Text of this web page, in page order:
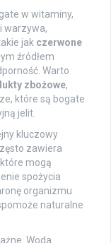
w witaminy,
warzywa,
jak czerwone
źródłem
Warto
zbożowe,
które są bogate
jelit.
kluczowy
zawiera
mogą
spożycia
organizmu
naturalne
Woda